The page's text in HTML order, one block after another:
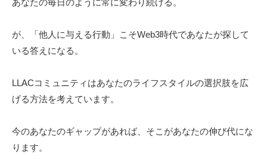
が、「他人に与える行動」こそWeb3時代であなたが探して
いる答えになる。
LLACコミュニティはあなたのライフスタイルの選択肢を広
げる方法を考えています。
今のあなたのギャップがあれば、そこがあなたの伸び代にな
ります。